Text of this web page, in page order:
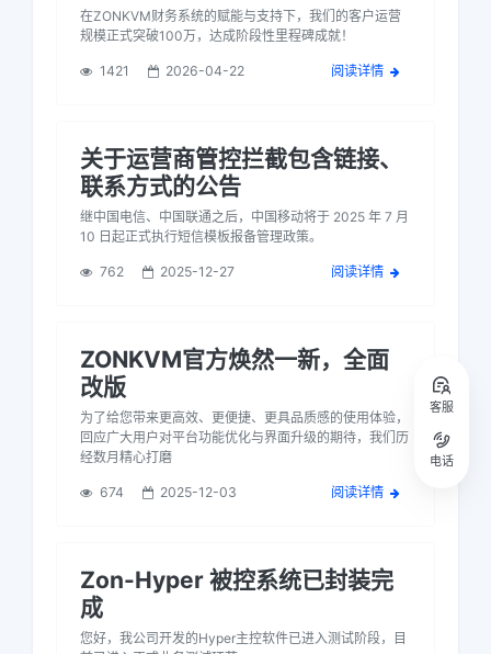
在ZONKVM财务系统的赋能与支持下，我们的客户运营
规模正式突破100万，达成阶段性里程碑成就！
1421 2026-04-22 阅读详情
关于运营商管控拦截包含链接、
联系方式的公告
继中国电信、中国联通之后，中国移动将于 2025 年 7 月
10 日起正式执行短信模板报备管理政策。
762 2025-12-27 阅读详情
ZONKVM官方焕然一新，全面
改版
为了给您带来更高效、更便捷、更具品质感的使用体验，
回应广大用户对平台功能优化与界面升级的期待，我们历
经数月精心打磨
674 2025-12-03 阅读详情
Zon-Hyper 被控系统已封装完
成
您好，我公司开发的Hyper主控软件已进入测试阶段，目
客服
电话